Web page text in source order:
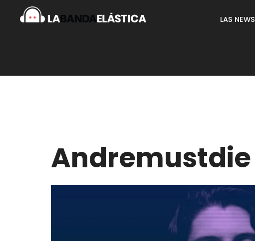
LAS NEWS
Andremustdie